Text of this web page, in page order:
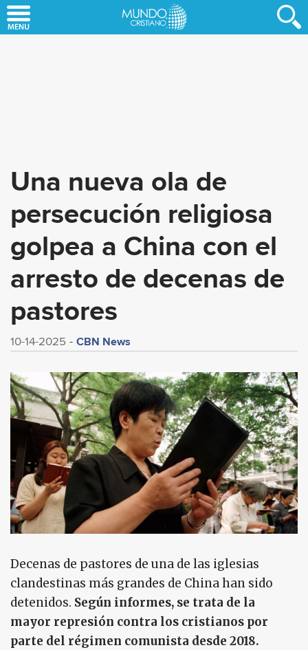
to
Una nueva ola de
persecución religiosa
golpea a China con el
arresto de decenas de
pastores
10-14-2025 CBN News
Decenas de pastores de una de las iglesias
clandestinas más grandes de China han sido
detenidos. Según informes, se trata de la
mayor represión contra los cristianos por
parte del régimen comunista desde 2018.